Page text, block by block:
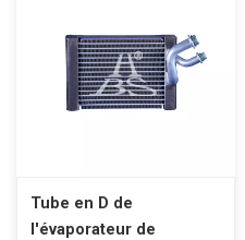
Tube en D de
l'évaporateur de